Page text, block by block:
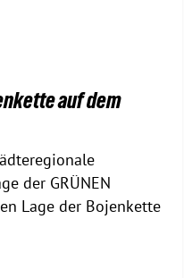
auf dem
der GRÜNEN
Lage der Bojenkette